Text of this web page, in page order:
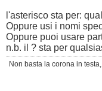
l'asterisco sta per:
Oppure usi i nomi
Oppure puoi usare
n.b. il ? sta per
Non basta la corona in